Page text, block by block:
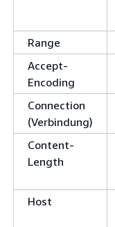
Range
Accept-
Encoding
Connection
(Verbindung)
Content-
Length
Host